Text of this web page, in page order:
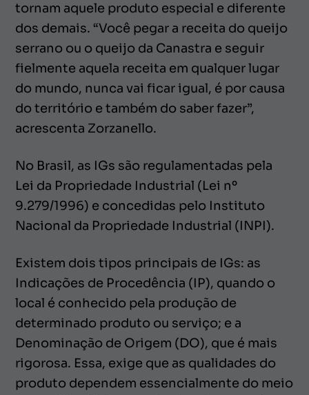
tornam aquele produto especial e diferente
dos demais. “Você pegar a receita do queijo
serrano ou o queijo da Canastra e seguir
fielmente aquela receita em qualquer lugar
do mundo, nunca vai ficar igual, é por causa
do território e também do saber fazer”,
acrescenta Zorzanello.
No Brasil, as IGs são regulamentadas pela
Lei da Propriedade Industrial (Lei nº
9.279/1996) e concedidas pelo Instituto
Nacional da Propriedade Industrial (INPI).
Existem dois tipos principais de IGs: as
Indicações de Procedência (IP), quando o
local é conhecido pela produção de
determinado produto ou serviço; e a
Denominação de Origem (DO), que é mais
rigorosa. Essa, exige que as qualidades do
produto dependem essencialmente do meio